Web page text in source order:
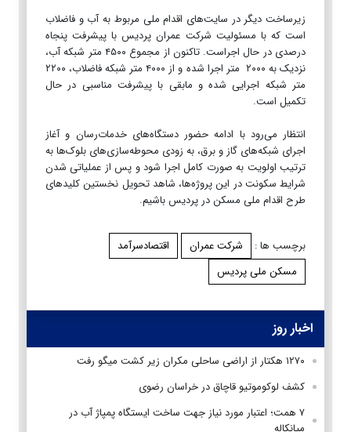
زیرساخت دیگر در سایت‌های اقدام ملی مربوط به آب و فاضلاب
است که با مسئولیت شرکت عمران پردیس با پیشرفت پنجاه
درصدی در حال اجراست. تاکنون از مجموع ۴۵۰۰ متر شبکه آب،
نزدیک به ۲۰۰۰ متر اجرا شده و از ۴۰۰۰ متر شبکه فاضلاب، ۲۲۰۰
متر شبکه اجرایی شده و مابقی با پیشرفت مناسبی در حال
تکمیل است.
انتظار می‌رود با ادامه حضور دستگاه‌های خدمات‌رسان و آغاز
اجرای شبکه‌های گاز و برق، به زودی محوطه‌سازی‌های بلوک‌ها به
ترتیب اولویت به صورت کامل اجرا شود و پس از عملیاتی‌ شدن
شرایط سکونت در این پروژه‌ها، شاهد تحویل نخستین کلیدهای
طرح اقدام ملی مسکن در پردیس باشیم.
برچسب ها : شرکت عمران
اقتصادسرآمد
مسکن ملی پردیس
اخبار روز
۱۲۷۰ هکتار از اراضی ساحلی مکران زیر کشت میگو رفت
کشف لوکوموتیو قاچاق در خراسان رضوی
۷ همت؛ اعتبار مورد نیاز جهت ساخت ایستگاه پمپاژ آب در
میانکاله